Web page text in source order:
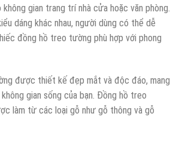
gian trang trí nhà cửa hoặc văn phòng.
dáng khác nhau, người dùng có thể dễ
đồng hồ treo tường phù hợp với phong
được thiết kế đẹp mắt và độc đáo, mang
gian sống của bạn. Đồng hồ treo
làm từ các loại gỗ như gỗ thông và gỗ